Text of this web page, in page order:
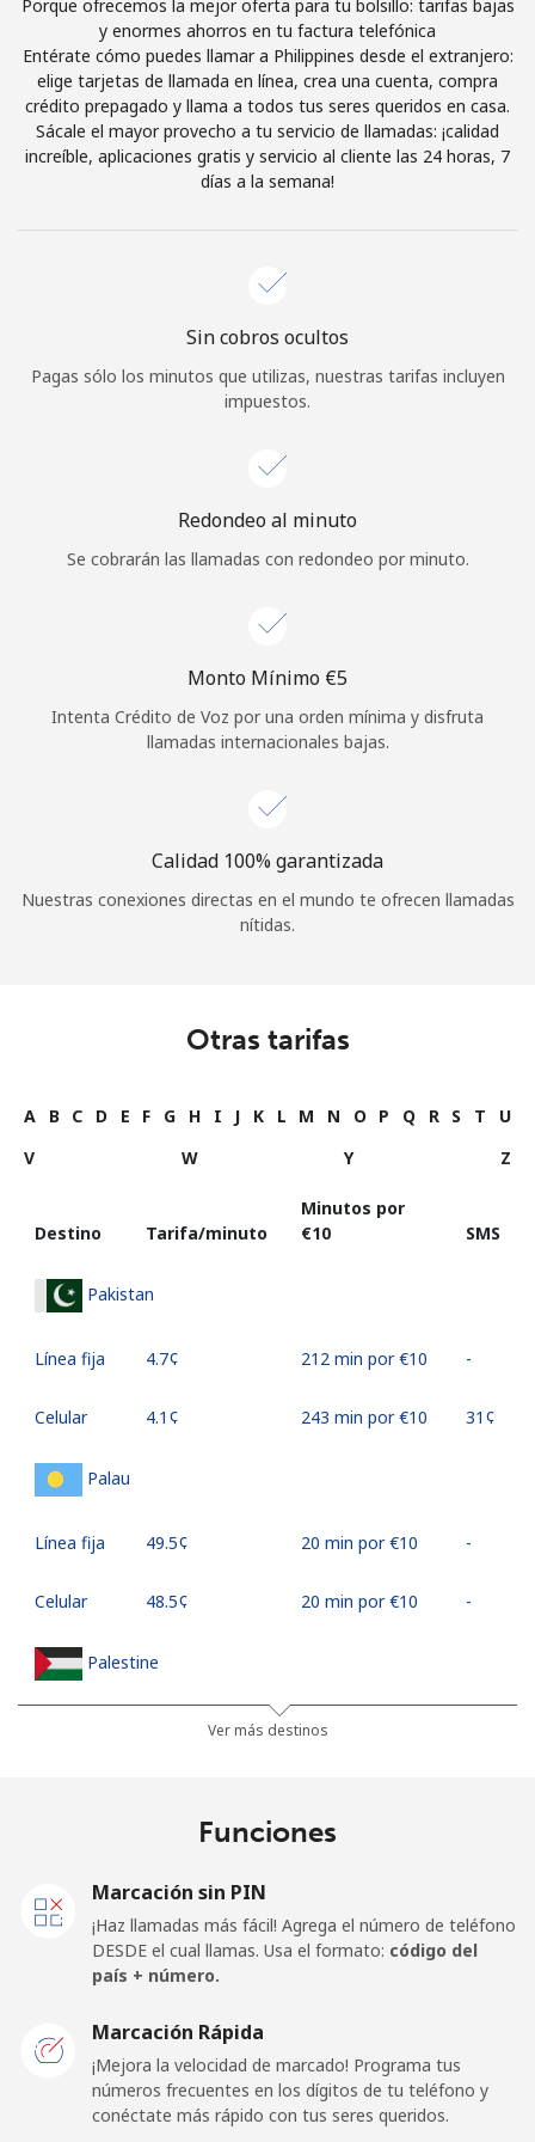
Iniciar Sesión
o
Continuar con
Porque ofrecemos la mejor oferta para tu bolsillo: tarifas bajas
y enormes ahorros en tu factura telefónica
Entérate cómo puedes llamar a Philippines desde el extranjero:
elige tarjetas de llamada en línea, crea una cuenta, compra
crédito prepagado y llama a todos tus seres queridos en casa.
Sácale el mayor provecho a tu servicio de llamadas: ¡calidad
increíble, aplicaciones gratis y servicio al cliente las 24 horas, 7
días a la semana!
Sin cobros ocultos
Pagas sólo los minutos que utilizas, nuestras tarifas incluyen
impuestos.
Redondeo al minuto
Se cobrarán las llamadas con redondeo por minuto.
Monto Mínimo ⁦€5⁩
Intenta Crédito de Voz por una orden mínima y disfruta
llamadas internacionales bajas.
Calidad 100% garantizada
Nuestras conexiones directas en el mundo te ofrecen llamadas
nítidas.
Otras tarifas
A B C D E F G H I J K L M N O P Q R S T
U
V
W Y Z
Destino Tarifa/minuto
Minutos por
⁦€10⁩
SMS
Pakistan
Línea fija ⁦4.7¢⁩ 212 min por ⁦€10⁩ -
Celular ⁦4.1¢⁩ 243 min por ⁦€10⁩ ⁦31¢⁩
Palau
Línea fija ⁦49.5¢⁩ 20 min por ⁦€10⁩ -
Celular ⁦48.5¢⁩ 20 min por ⁦€10⁩ -
Palestine
55 min por ⁦€10⁩
Línea fija
⁦12.5¢⁩
Papua New Guinea
Línea fija ⁦96.9¢⁩ 10 min por ⁦€10⁩ -
Ver más destinos
Funciones
Marcación sin PIN
¡Haz llamadas más fácil! Agrega el número de teléfono
DESDE el cual llamas. Usa el formato: código del
país + número.
Marcación Rápida
¡Mejora la velocidad de marcado! Programa tus
números frecuentes en los dígitos de tu teléfono y
conéctate más rápido con tus seres queridos.